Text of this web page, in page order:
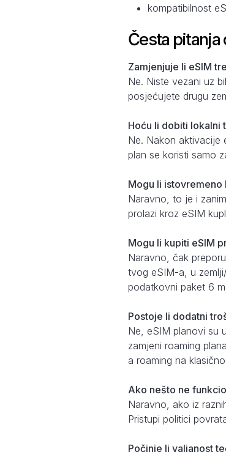
kompatibilnost
Česta pitanja
Zamjenjuje li eSIM
Ne. Niste vezani uz
posjećujete drugu
Hoću li dobiti lokalni
Ne. Nakon aktivacije
plan se koristi samo
Mogu li istovremeno
Naravno, to je i
prolazi kroz eSIM
Mogu li kupiti eSIM
Naravno, čak
tvog eSIM-a, u
podatkovni paket 6
Postoje li dodatni
Ne, eSIM planovi su
zamjeni roaming
a roaming na
Ako nešto ne
Naravno, ako iz
Pristupi politici
Počinje li valjanost